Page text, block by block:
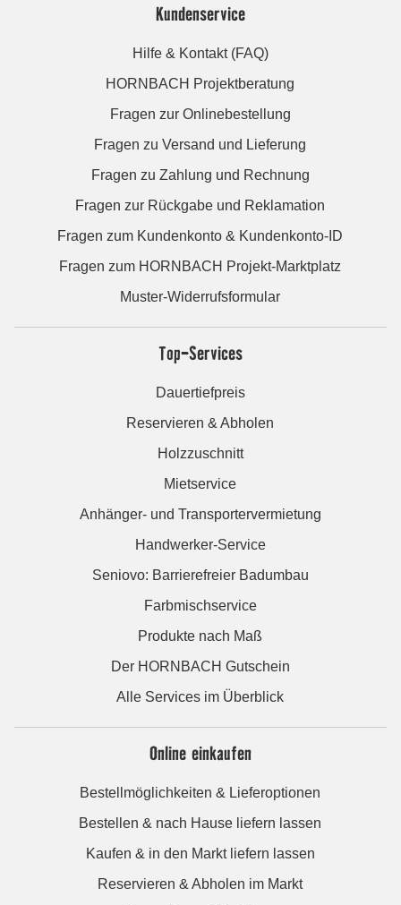
Kundenservice
Hilfe & Kontakt (FAQ)
HORNBACH Projektberatung
Fragen zur Onlinebestellung
Fragen zu Versand und Lieferung
Fragen zu Zahlung und Rechnung
Fragen zur Rückgabe und Reklamation
Fragen zum Kundenkonto & Kundenkonto-ID
Fragen zum HORNBACH Projekt-Marktplatz
Muster-Widerrufsformular
Top-Services
Dauertiefpreis
Reservieren & Abholen
Holzzuschnitt
Mietservice
Anhänger- und Transportervermietung
Handwerker-Service
Seniovo: Barrierefreier Badumbau
Farbmischservice
Produkte nach Maß
Der HORNBACH Gutschein
Alle Services im Überblick
Online einkaufen
Bestellmöglichkeiten & Lieferoptionen
Bestellen & nach Hause liefern lassen
Kaufen & in den Markt liefern lassen
Reservieren & Abholen im Markt